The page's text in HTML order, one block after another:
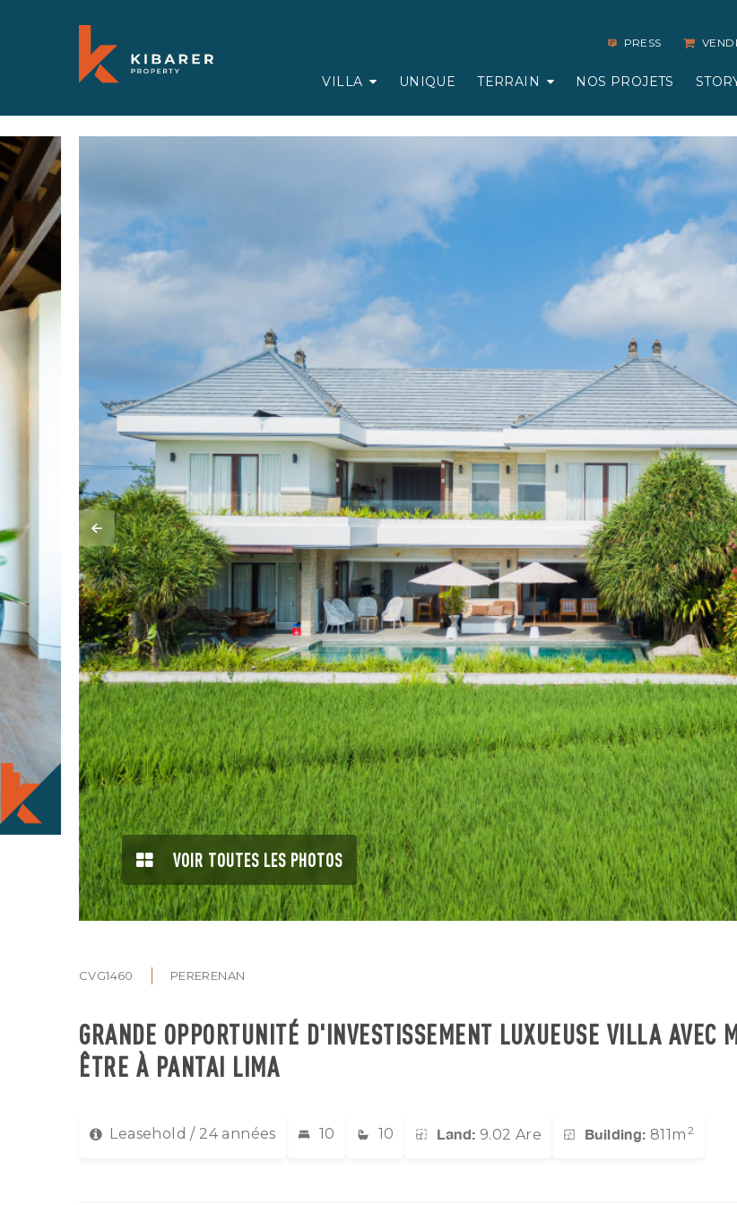
PRESS
VILLA UNIQUE TERRAIN NOS PROJETS
VOIR TOUTES LES PHOTOS
CVG1460 PERERENAN
GRANDE OPPORTUNITÉ D'INVESTISSEMENT LUXUEUSE VILLA
ÊTRE À PANTAI LIMA
Leasehold / 24 années 10 10 Land: 9.02 Are Building: 811m 2